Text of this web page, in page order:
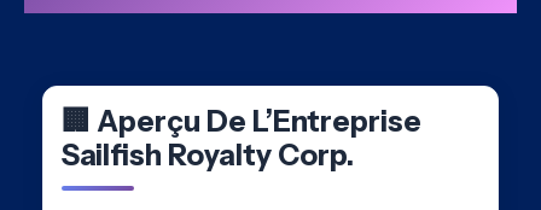
🏢 Aperçu De L’Entreprise
Sailfish Royalty Corp.